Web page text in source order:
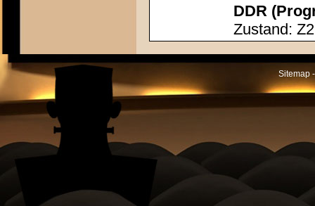
DDR
Zustand: Z2
Sitemap